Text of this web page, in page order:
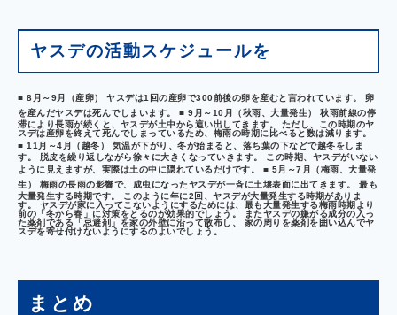
ヤスデの活動スケジュールを
■ 8月～9月（産卵）
ヤスデは1回の産卵で300前後の卵を産むと言われています。 卵
を産んだヤスデは死んでしまいます。 ■ 9月～10月（秋雨、大量発生）
秋雨前線の停
滞により長雨が続くと、ヤスデが土中から這い出してきます。 ただし、この時期のヤ
スデは産卵を終えて死んでしまっているため、梅雨の時期に比べると数は減ります。
■ 11月～4月（越冬）
気温が下がり、冬が始まると、落ち葉の下などで越冬をしま
す。 脱皮を繰り返しながら徐々に大きくなっていきます。 この時期、ヤスデがいない
ように見えますが、実際は土の中に隠れているだけです。 ■ 5月～7月（梅雨、大量発
生）
梅雨の長雨の影響で、成虫になったヤスデが一斉に土壌表面に出てきます。 最も
大量発生する時期です。 このように年に2回、ヤスデが大量発生する時期がありま
す。 ヤスデが家に入ってこないようにするためには、最も大量発生する梅雨時期より
前の「冬から春」に対策をとるのが効果的でしょう。 またヤスデの嫌がる成分の入っ
た薬剤である「忌避剤」を家の外壁に沿って散布し、 家の周りを薬剤を囲い込んでヤ
スデを寄せ付けないようにするのよいでしょう。
まとめ